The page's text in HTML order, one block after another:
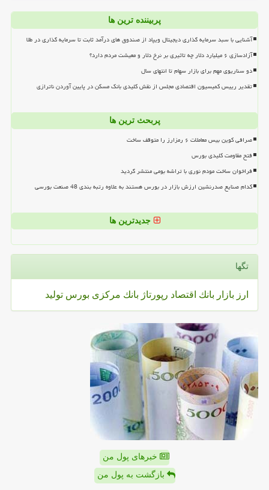
پربیننده ترین ها
آشنایی با سبد سرمایه گذاری دیجیتال ویپاد از صندوق های درآمد ثابت تا سرمایه گذاری در طلا
آزادسازی ۶ میلیارد دلار چه تاثیری بر نرخ دلار و معیشت مردم دارد؟
دو سناریوی مهم برای بازار سهام تا انتهای سال
تقدیر رییس کمیسیون اقتصادی مجلس از نقش کلیدی بانک مسکن در پایین آوردن ناترازی
پربحث ترین ها
صرافی کوین بیس معاملات ۶ رمزارز را متوقف ساخت
فتح مقاومت کلیدی بورس
فراخوان ساخت مودم نوری با تراشه بومی منتشر گردید
کدام صنایع صدرنشین ارزش بازار در بورس هستند به علاوه رتبه بندی 48 صنعت بورسی
جدیدترین ها
تگها
ارز بازار بانك اقتصاد رپورتاژ بانك مركزی بورس تولید
خبرهای پول من
بازگشت به پول من